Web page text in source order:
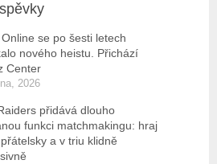
Online se po šesti letech
nového heistu. Přichází
Center
2026
přidává dlouho
funkci matchmakingu: hraj
a v triu klidně